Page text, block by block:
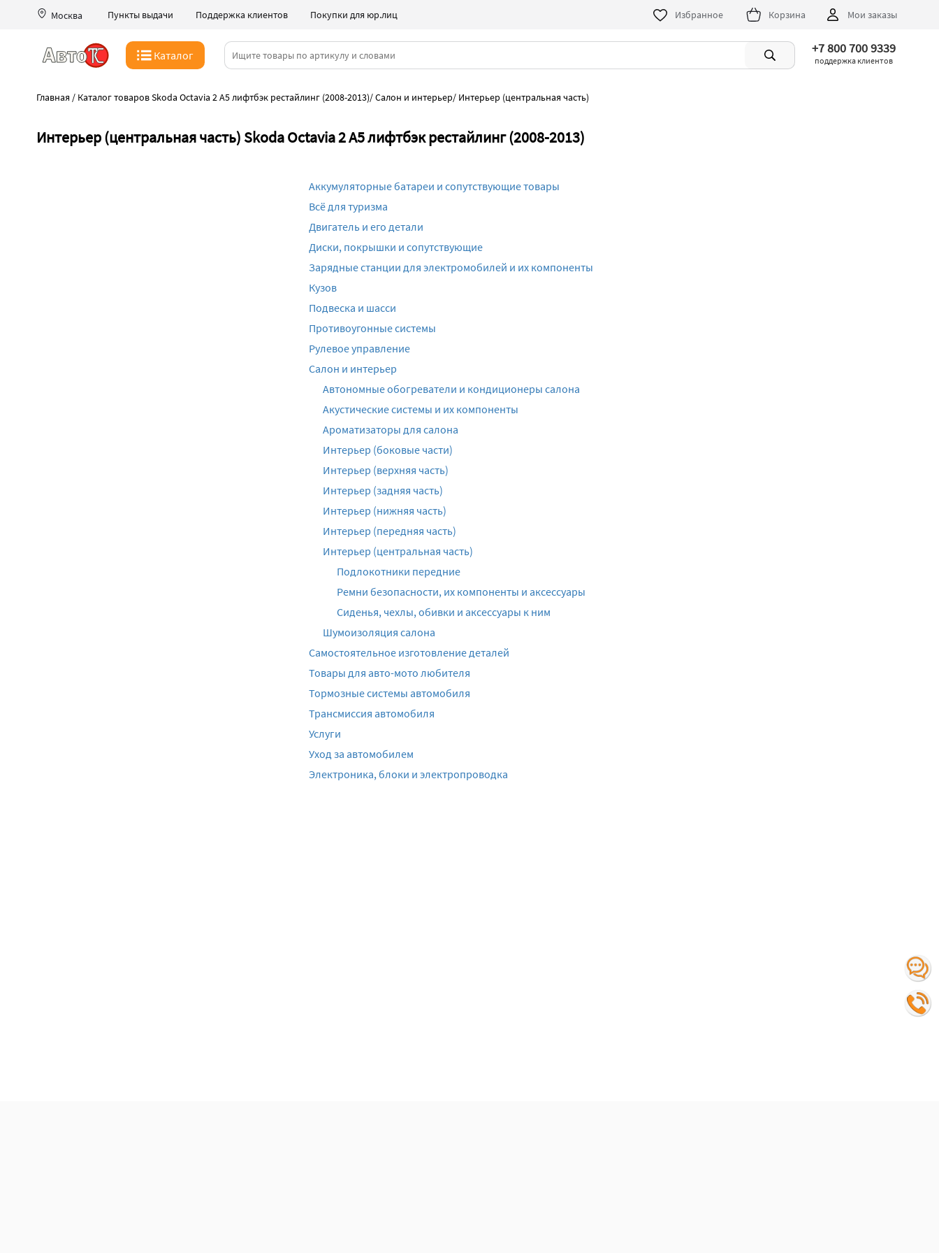
Москва Пункты выдачи Поддержка клиентов Покупки для юр.лиц Избранное Корзина Мои заказы
Каталог +7 800 700 9339
поддержка клиентов
Главная / Каталог товаров Skoda Octavia 2 A5 лифтбэк рестайлинг (2008-2013)/Салон и интерьер/ Интерьер (центральная часть)
Интерьер (центральная часть) Skoda Octavia 2 A5 лифтбэк рестайлинг (2008-2013)
Аккумуляторные батареи и сопутствующие товары
Всё для туризма
Двигатель и его детали
Диски, покрышки и сопутствующие
Зарядные станции для электромобилей и их компоненты
Кузов
Подвеска и шасси
Противоугонные системы
Рулевое управление
Салон и интерьер
Автономные обогреватели и кондиционеры салона
Акустические системы и их компоненты
Ароматизаторы для салона
Интерьер (боковые части)
Интерьер (верхняя часть)
Интерьер (задняя часть)
Интерьер (нижняя часть)
Интерьер (передняя часть)
Интерьер (центральная часть)
Подлокотники передние
Ремни безопасности, их компоненты и аксессуары
Сиденья, чехлы, обивки и аксессуары к ним
Шумоизоляция салона
Самостоятельное изготовление деталей
Товары для авто-мото любителя
Тормозные системы автомобиля
Трансмиссия автомобиля
Услуги
Уход за автомобилем
Электроника, блоки и электропроводка